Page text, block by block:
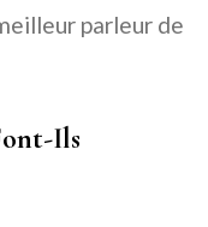
parleur de
Ils